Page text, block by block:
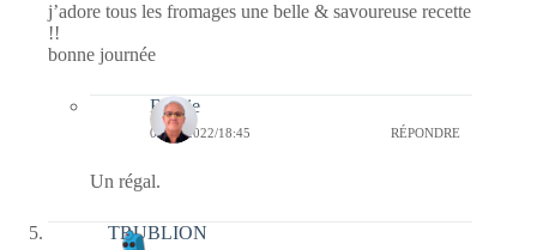
j’adore tous les fromages une belle & savoureuse recette
!!
bonne journée
Bernie
08/11/2022/18:45 RÉPONDRE
Un régal.
TRUBLION